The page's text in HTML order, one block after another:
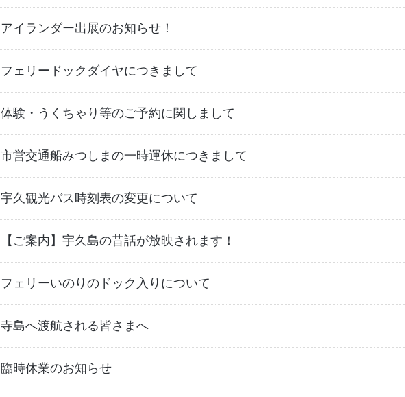
アイランダー出展のお知らせ！
フェリードックダイヤにつきまして
体験・うくちゃり等のご予約に関しまして
市営交通船みつしまの一時運休につきまして
宇久観光バス時刻表の変更について
【ご案内】宇久島の昔話が放映されます！
フェリーいのりのドック入りについて
寺島へ渡航される皆さまへ
臨時休業のお知らせ